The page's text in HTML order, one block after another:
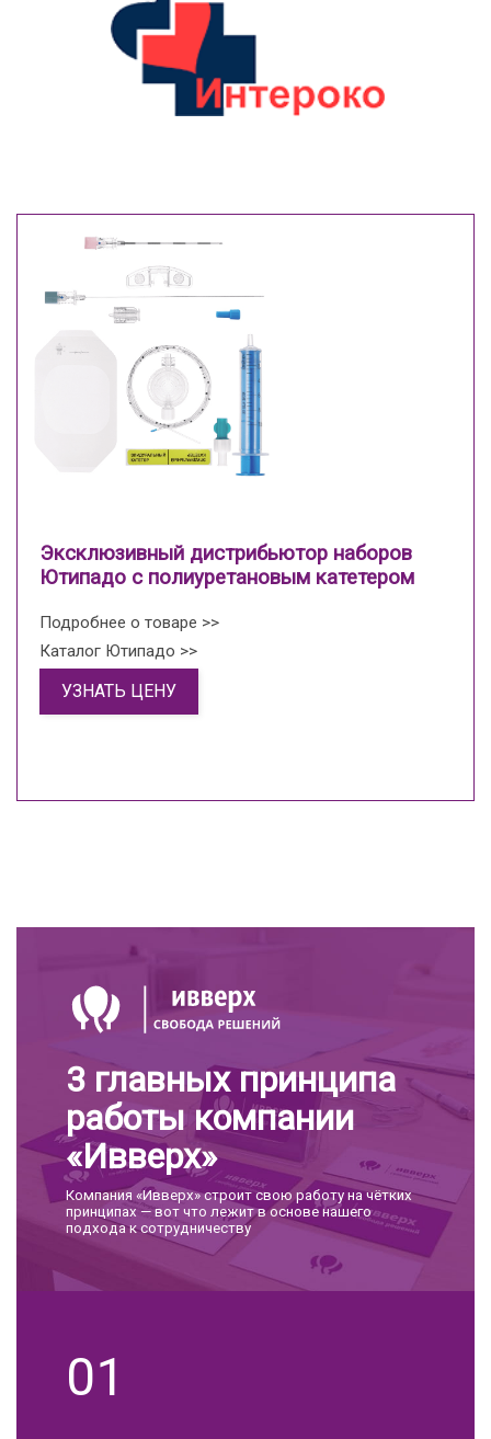
Эксклюзивный дистрибьютор наборов
Ютипадо с полиуретановым катетером
Подробнее о товаре >>
Каталог Ютипадо >>
УЗНАТЬ ЦЕНУ
3 главных принципа
работы компании
«Ивверх»
Компания «Ивверх» строит свою работу на чётких
принципах — вот что лежит в основе нашего
подхода к сотрудничеству
01